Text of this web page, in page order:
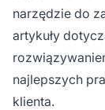
narzędzie do
artykuły
najlepszych
klienta.